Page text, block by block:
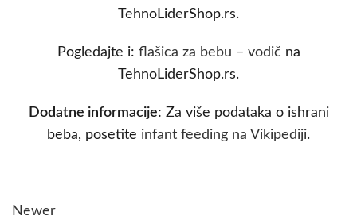
TehnoLiderShop.rs.
Pogledajte i: flašica za bebu – vodič na
TehnoLiderShop.rs.
Dodatne informacije: Za više podataka o ishrani
beba, posetite infant feeding na Vikipediji.
Newer